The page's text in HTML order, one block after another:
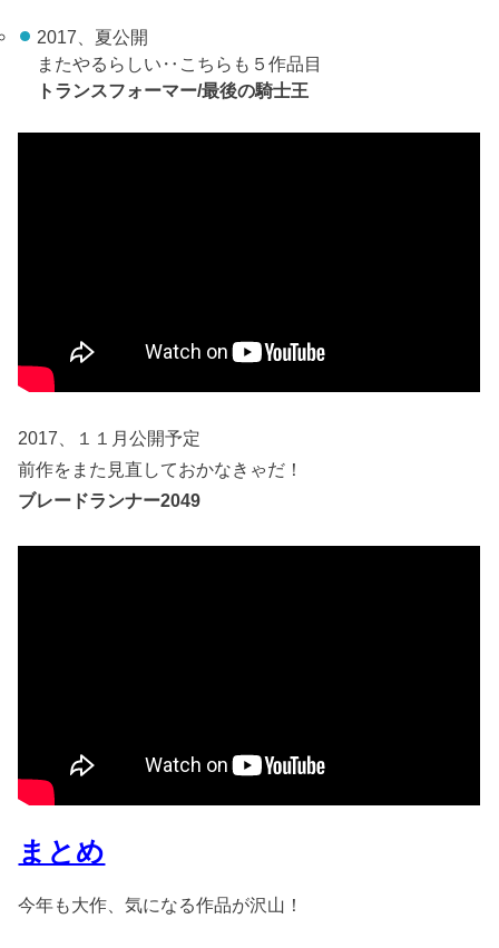
2017、夏公開
またやるらしい‥こちらも５作品目
トランスフォーマー/最後の騎士王
2017、１１月公開予定
前作をまた見直しておかなきゃだ！
ブレードランナー2049
まとめ
今年も大作、気になる作品が沢山！